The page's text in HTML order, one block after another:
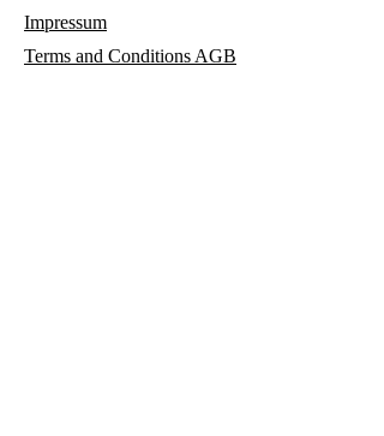
Impressum
Terms and Conditions AGB